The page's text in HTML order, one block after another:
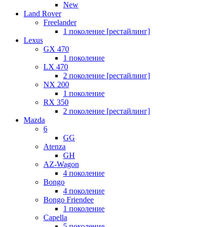
New
Land Rover
Freelander
1 поколение [рестайлинг]
Lexus
GX 470
1 поколение
LX 470
2 поколение [рестайлинг]
NX 200
1 поколение
RX 350
2 поколение [рестайлинг]
Mazda
6
GG
Atenza
GH
AZ-Wagon
4 поколение
Bongo
4 поколение
Bongo Friendee
1 поколение
Capella